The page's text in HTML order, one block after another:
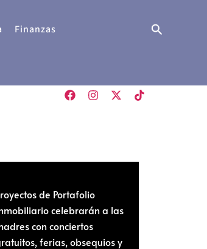
Finanzas Buscar
de Portafolio
celebrarán a las
con conciertos
ferias, obsequios y